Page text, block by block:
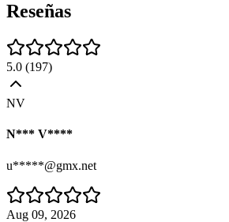
Reseñas
5.0 (197)
NV
N*** V****
u*****@gmx.net
Aug 09, 2026